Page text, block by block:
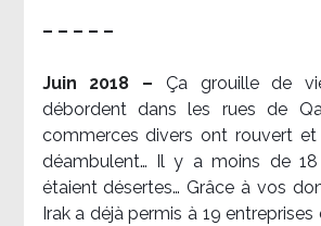
– – – – –
Juin 2018 – Ça grouille de
débordent dans les rues de
commerces divers ont rouvert
déambulent… Il y a moins de
étaient désertes… Grâce à vos
Irak a déjà permis à 19